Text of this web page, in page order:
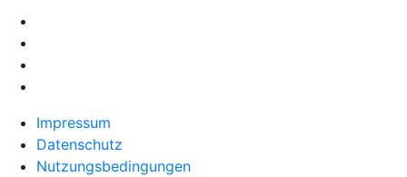
Impressum
Datenschutz
Nutzungsbedingungen